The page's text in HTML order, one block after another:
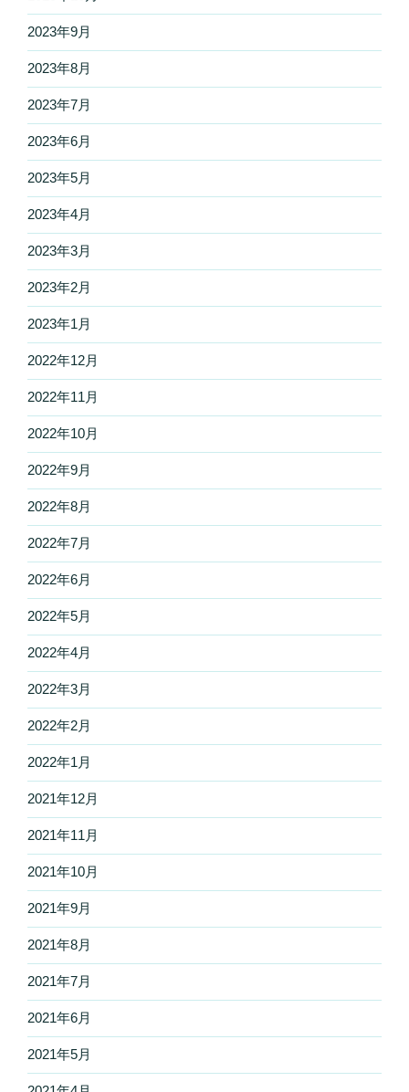
2023年9月
2023年8月
2023年7月
2023年6月
2023年5月
2023年4月
2023年3月
2023年2月
2023年1月
2022年12月
2022年11月
2022年10月
2022年9月
2022年8月
2022年7月
2022年6月
2022年5月
2022年4月
2022年3月
2022年2月
2022年1月
2021年12月
2021年11月
2021年10月
2021年9月
2021年8月
2021年7月
2021年6月
2021年5月